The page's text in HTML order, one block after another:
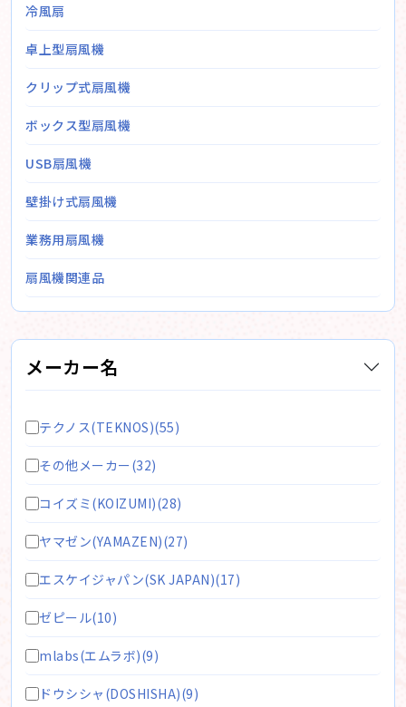
冷風扇
卓上型扇風機
クリップ式扇風機
ボックス型扇風機
USB扇風機
壁掛け式扇風機
業務用扇風機
扇風機関連品
メーカー名
テクノス(TEKNOS)(55)
その他メーカー(32)
コイズミ(KOIZUMI)(28)
ヤマゼン(YAMAZEN)(27)
エスケイジャパン(SK JAPAN)(17)
ゼピール(10)
mlabs(エムラボ)(9)
ドウシシャ(DOSHISHA)(9)